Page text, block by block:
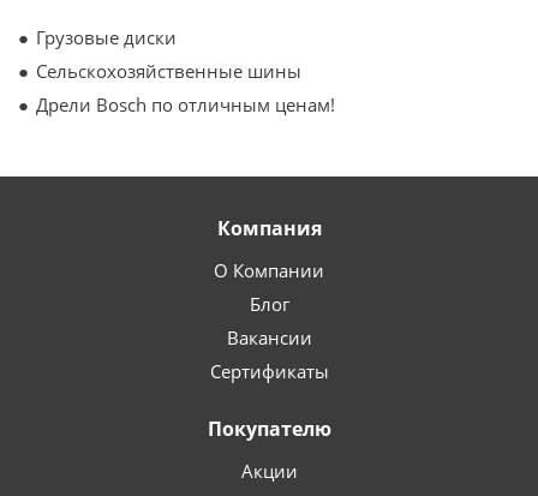
Грузовые диски
Сельскохозяйственные шины
Дрели Bosch по отличным ценам!
Компания
О Компании
Блог
Вакансии
Сертификаты
Покупателю
Акции